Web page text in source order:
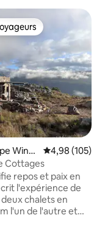
les plus
Winel
Évaluation
4,98 (105)
Cottages
repos et paix en
l'expérience de
chalets en
l'un de l'autre et